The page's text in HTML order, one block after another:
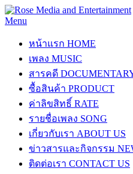
Menu
หน้าแรก HOME
เพลง MUSIC
สารคดี
ซื้อสินค้า PRODUCT
ค่าลิขสิทธิ์ RATE
รายชื่อเพลง SONG
เกี่ยวกับเรา ABOUT US
ข่าวสารและกิจกรรม
ติดต่อเรา CONTACT US